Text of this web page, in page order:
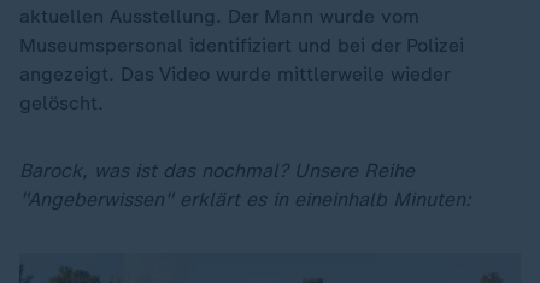
aktuellen Ausstellung. Der Mann wurde vom
Museumspersonal identifiziert und bei der Polizei
angezeigt. Das Video wurde mittlerweile wieder
gelöscht.
Barock, was ist das nochmal? Unsere Reihe
"Angeberwissen" erklärt es in eineinhalb Minuten: